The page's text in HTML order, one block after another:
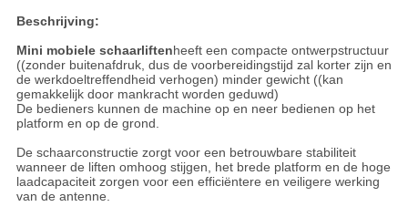
Beschrijving:
Mini mobiele schaarliftenheeft een compacte ontwerpstructuur
((zonder buitenafdruk, dus de voorbereidingstijd zal korter zijn en
de werkdoeltreffendheid verhogen) minder gewicht ((kan
gemakkelijk door mankracht worden geduwd)
De bedieners kunnen de machine op en neer bedienen op het
platform en op de grond.
De schaarconstructie zorgt voor een betrouwbare stabiliteit
wanneer de liften omhoog stijgen, het brede platform en de hoge
laadcapaciteit zorgen voor een efficiëntere en veiligere werking
van de antenne.